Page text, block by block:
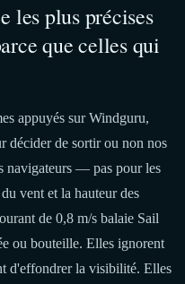
les plus précises
que celles qui
appuyés sur Windguru,
décider de sortir ou non nos
navigateurs — pas pour les
vent et la hauteur des
de 0,8 m/s balaie Sail
ou bouteille. Elles ignorent
d'effondrer la visibilité. Elles